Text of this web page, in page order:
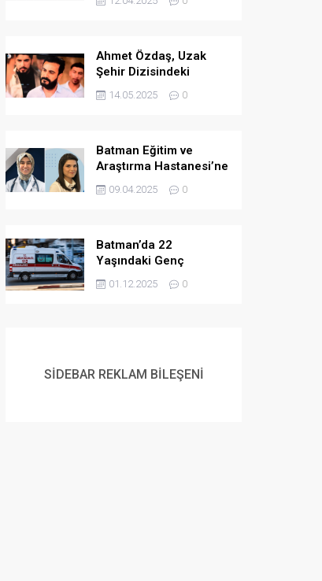
Ahmet Özdaş, Uzak
Şehir Dizisindeki
Performansıyla Beğeni
Topladı
14.05.2025 0
Batman Eğitim ve
Araştırma Hastanesi’ne
İki Yeni Uzman Hekim
09.04.2025 0
Batman’da 22
Yaşındaki Genç
Yaşamına Son Verdi
01.12.2025 0
SİDEBAR REKLAM BİLEŞENİ